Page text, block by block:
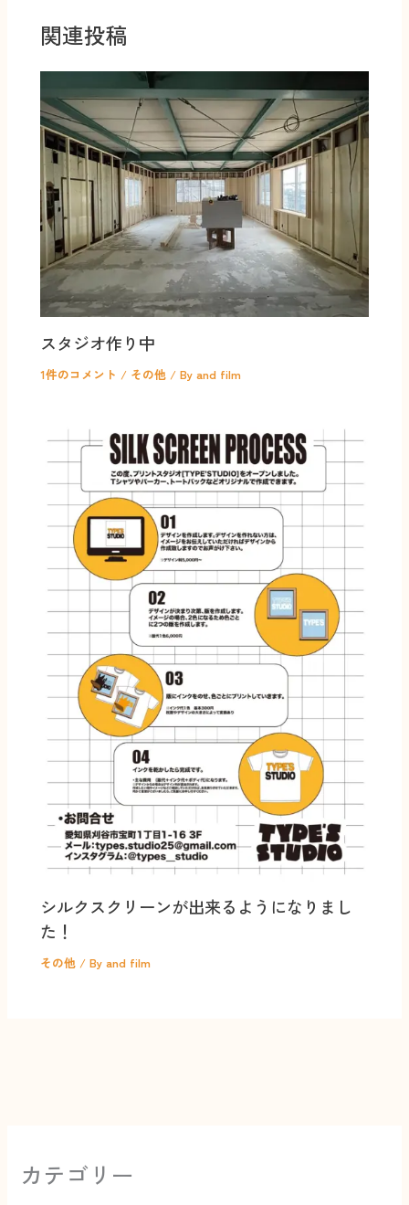
関連投稿
スタジオ作り中
1件のコメント / その他 / Byand film
シルクスクリーンが出来るようになりまし
た！
その他 / Byand film
カテゴリー